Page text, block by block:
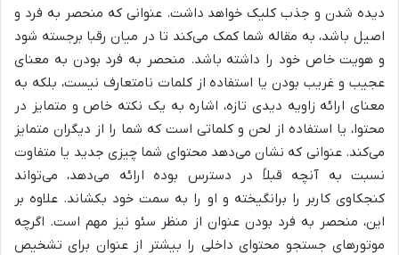
دیده شدن و جذب کلیک خواهد داشت. عنوانی که منحصر به فرد و
اصیل باشد، به مقاله شما کمک می‌کند تا در میان رقبا برجسته شود
و هویت خاص خود را داشته باشد. منحصر به فرد بودن به معنای
عجیب و غریب بودن یا استفاده از کلمات نامتعارف نیست، بلکه به
معنای ارائه زاویه دیدی تازه، اشاره به یک نکته خاص و متمایز در
محتوا، یا استفاده از لحن و کلماتی است که شما را از دیگران متمایز
می‌کند. عنوانی که نشان می‌دهد محتوای شما چیزی جدید یا متفاوت
نسبت به آنچه قبلاً در دسترس بوده ارائه می‌دهد، می‌تواند
کنجکاوی کاربر را برانگیخته و او را به سمت خود بکشاند. علاوه بر
این، منحصر به فرد بودن عنوان از منظر سئو نیز مهم است. اگرچه
موتورهای جستجو محتوای داخلی را بیشتر از عنوان برای تشخیص